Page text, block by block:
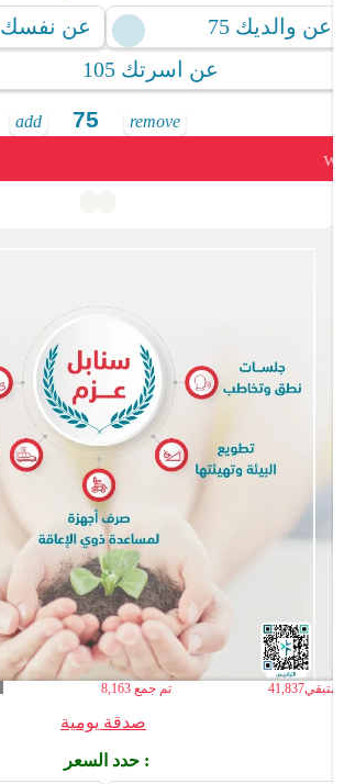
35 عن نفسك
75 عن والديك
105 عن اسرتك
add remove
تم جمع8,163 41,837
صدقة يومية
حدد السعر :